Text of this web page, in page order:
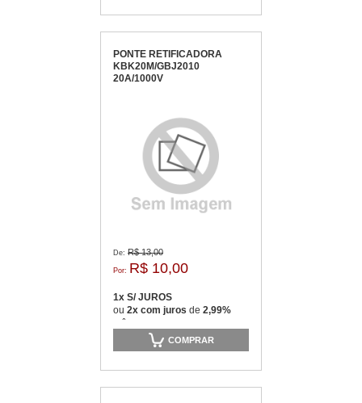
PONTE RETIFICADORA
KBK20M/GBJ2010
20A/1000V
De: R$ 13,00
Por: R$ 10,00
1x S/ JUROS
ou 2x com juros de 2,99%
mês
COMPRAR